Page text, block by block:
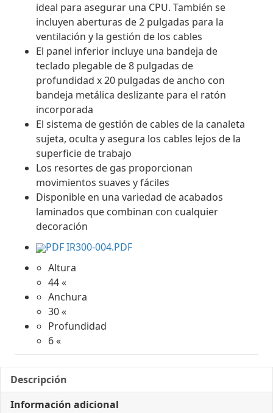
ideal para asegurar una CPU. También se
incluyen aberturas de 2 pulgadas para la
ventilación y la gestión de los cables
El panel inferior incluye una bandeja de
teclado plegable de 8 pulgadas de
profundidad x 20 pulgadas de ancho con
bandeja metálica deslizante para el ratón
incorporada
El sistema de gestión de cables de la canaleta
sujeta, oculta y asegura los cables lejos de la
superficie de trabajo
Los resortes de gas proporcionan
movimientos suaves y fáciles
Disponible en una variedad de acabados
laminados que combinan con cualquier
decoración
PDF IR300-004.PDF
Altura
44 «
Anchura
30 «
Profundidad
6 «
Descripción
Información adicional